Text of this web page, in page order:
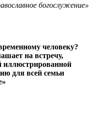
богослужение»
человеку?
на встречу,
иллюстрированной
для всей семьи